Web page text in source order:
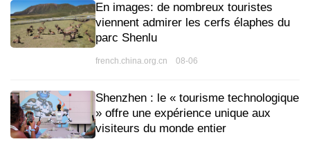
En images: de nombreux touristes
viennent admirer les cerfs élaphes du
parc Shenlu
french.china.org.cn 08-06
Shenzhen : le « tourisme technologique
» offre une expérience unique aux
visiteurs du monde entier